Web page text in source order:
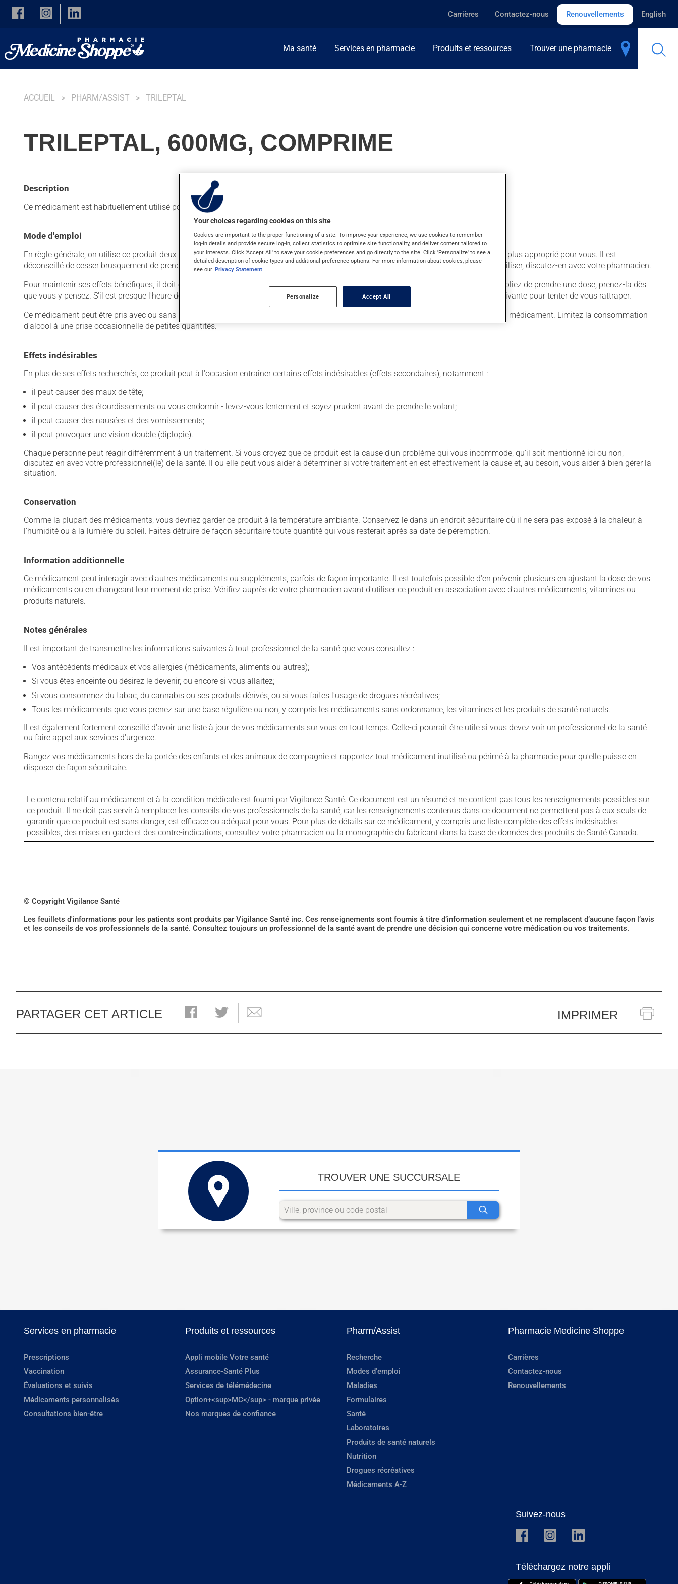
Skip to main content
Carrières Contactez-nous Renouvellements English
Ma santé Services en pharmacie Produits et ressources Trouver une pharmacie
ACCUEIL PHARM/ASSIST TRILEPTAL
TRILEPTAL, 600MG, COMPRIME
Description
Ce médicament est habituellement utilisé pour l'épilepsie. On l'emploie aussi pour d'autres indications.
Mode d'emploi
En règle générale, on utilise ce produit deux fois par jour. Il est possible que votre pharmacien vous ait indiqué un horaire différent qui est plus approprié pour vous. Il est
déconseillé de cesser brusquement de prendre ce produit, surtout s'il a été utilisé durant plusieurs semaines. Si vous voulez cesser de l'utiliser, discutez-en avec votre pharmacien.
Pour maintenir ses effets bénéfiques, il doit être utilisé de façon régulière et continue. Assurez-vous de ne jamais en manquer. Si vous oubliez de prendre une dose, prenez-la dès
que vous y pensez. S'il est presque l'heure de votre dose suivante, laissez simplement tomber la dose oubliée. Ne doublez pas la dose suivante pour tenter de vous rattraper.
Ce médicament peut être pris avec ou sans nourriture, sans égard aux repas ou aux collations. La prise d'alcool peut augmenter l'effet du médicament. Limitez la consommation
d'alcool à une prise occasionnelle de petites quantités.
Effets indésirables
En plus de ses effets recherchés, ce produit peut à l'occasion entraîner certains effets indésirables (effets secondaires), notamment :
il peut causer des maux de tête;
il peut causer des étourdissements ou vous endormir - levez-vous lentement et soyez prudent avant de prendre le volant;
il peut causer des nausées et des vomissements;
il peut provoquer une vision double (diplopie).
Chaque personne peut réagir différemment à un traitement. Si vous croyez que ce produit est la cause d'un problème qui vous incommode, qu'il soit mentionné ici ou non,
discutez-en avec votre professionnel(le) de la santé. Il ou elle peut vous aider à déterminer si votre traitement en est effectivement la cause et, au besoin, vous aider à bien gérer la
situation.
Conservation
Comme la plupart des médicaments, vous devriez garder ce produit à la température ambiante. Conservez-le dans un endroit sécuritaire où il ne sera pas exposé à la chaleur, à
l'humidité ou à la lumière du soleil. Faites détruire de façon sécuritaire toute quantité qui vous resterait après sa date de péremption.
Information additionnelle
Ce médicament peut interagir avec d'autres médicaments ou suppléments, parfois de façon importante. Il est toutefois possible d'en prévenir plusieurs en ajustant la dose de vos
médicaments ou en changeant leur moment de prise. Vérifiez auprès de votre pharmacien avant d'utiliser ce produit en association avec d'autres médicaments, vitamines ou
produits naturels.
Notes générales
Il est important de transmettre les informations suivantes à tout professionnel de la santé que vous consultez :
Vos antécédents médicaux et vos allergies (médicaments, aliments ou autres);
Si vous êtes enceinte ou désirez le devenir, ou encore si vous allaitez;
Si vous consommez du tabac, du cannabis ou ses produits dérivés, ou si vous faites l'usage de drogues récréatives;
Tous les médicaments que vous prenez sur une base régulière ou non, y compris les médicaments sans ordonnance, les vitamines et les produits de santé naturels.
Il est également fortement conseillé d'avoir une liste à jour de vos médicaments sur vous en tout temps. Celle-ci pourrait être utile si vous devez voir un professionnel de la santé
ou faire appel aux services d'urgence.
Rangez vos médicaments hors de la portée des enfants et des animaux de compagnie et rapportez tout médicament inutilisé ou périmé à la pharmacie pour qu'elle puisse en
disposer de façon sécuritaire.
Le contenu relatif au médicament et à la condition médicale est fourni par Vigilance Santé. Ce document est un résumé et ne contient pas tous les renseignements possibles sur
ce produit. Il ne doit pas servir à remplacer les conseils de vos professionnels de la santé, car les renseignements contenus dans ce document ne permettent pas à eux seuls de
garantir que ce produit est sans danger, est efficace ou adéquat pour vous. Pour plus de détails sur ce médicament, y compris une liste complète des effets indésirables
possibles, des mises en garde et des contre-indications, consultez votre pharmacien ou la monographie du fabricant dans la base de données des produits de Santé Canada.
© Copyright Vigilance Santé
Les feuillets d'informations pour les patients sont produits par Vigilance Santé inc. Ces renseignements sont fournis à titre d’information seulement et ne remplacent d’aucune façon l’avis
et les conseils de vos professionnels de la santé. Consultez toujours un professionnel de la santé avant de prendre une décision qui concerne votre médication ou vos traitements.
PARTAGER CET ARTICLE IMPRIMER
TROUVER UNE SUCCURSALE
Services en pharmacie
Prescriptions
Vaccination
Évaluations et suivis
Médicaments personnalisés
Consultations bien-être
Produits et ressources
Appli mobile Votre santé
Assurance-Santé Plus
Services de télémédecine
Option+<sup>MC</sup> - marque privée
Nos marques de confiance
Pharm/Assist
Recherche
Modes d'emploi
Maladies
Formulaires
Santé
Laboratoires
Produits de santé naturels
Nutrition
Drogues récréatives
Médicaments A-Z
Pharmacie Medicine Shoppe
Carrières
Contactez-nous
Renouvellements
Suivez-nous
Téléchargez notre appli
Your choices regarding cookies on this site
Cookies are important to the proper functioning of a site. To improve your experience, we use cookies to remember
log-in details and provide secure log-in, collect statistics to optimise site functionality, and deliver content tailored to
your interests. Click 'Accept All' to save your cookie preferences and go directly to the site. Click 'Personalize' to see a
detailed description of cookie types and additional preference options. For more information about cookies, please
see our Privacy Statement
Personalize Accept All